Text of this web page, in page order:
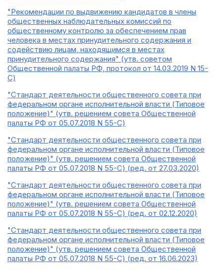
"Рекомендации по выдвижению кандидатов в члены
общественных наблюдательных комиссий по
общественному контролю за обеспечением прав
человека в местах принудительного содержания и
содействию лицам, находящимся в местах
принудительного содержания" (утв. советом
Общественной палаты РФ, протокол от 14.03.2019 N 15-
С)
"Стандарт деятельности общественного совета при
федеральном органе исполнительной власти (Типовое
положение)" (утв. решением совета Общественной
палаты РФ от 05.07.2018 N 55-С)
"Стандарт деятельности общественного совета при
федеральном органе исполнительной власти (Типовое
положение)" (утв. решением совета Общественной
палаты РФ от 05.07.2018 N 55-С) (ред. от 27.03.2020)
"Стандарт деятельности общественного совета при
федеральном органе исполнительной власти (Типовое
положение)" (утв. решением совета Общественной
палаты РФ от 05.07.2018 N 55-С) (ред. от 02.12.2020)
"Стандарт деятельности общественного совета при
федеральном органе исполнительной власти (Типовое
положение)" (утв. решением совета Общественной
палаты РФ от 05.07.2018 N 55-С) (ред. от 16.06.2023)